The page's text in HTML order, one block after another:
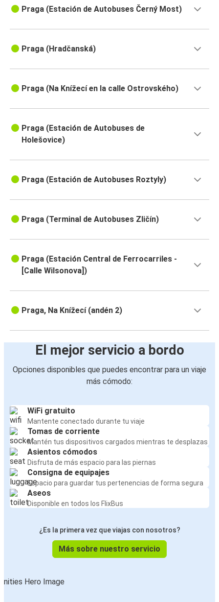
Praga (Estación de Autobuses Černý Most)
Praga (Hradčanská)
Praga (Na Knížecí en la calle Ostrovského)
Praga (Estación de Autobuses de
Holešovice)
Praga (Estación de Autobuses Roztyly)
Praga (Terminal de Autobuses Zličín)
Praga (Estación Central de Ferrocarriles -
[Calle Wilsonova])
Praga, Na Knížecí (andén 2)
El mejor servicio a bordo
Opciones disponibles que puedes encontrar para un viaje
más cómodo:
WiFi gratuito
Mantente conectado durante tu viaje
Tomas de corriente
Mantén tus dispositivos cargados mientras te desplazas
Asientos cómodos
Disfruta de más espacio para las piernas
Consigna de equipajes
Espacio para guardar tus pertenencias de forma segura
Aseos
Disponible en todos los FlixBus
¿Es la primera vez que viajas con nosotros?
Más sobre nuestro servicio